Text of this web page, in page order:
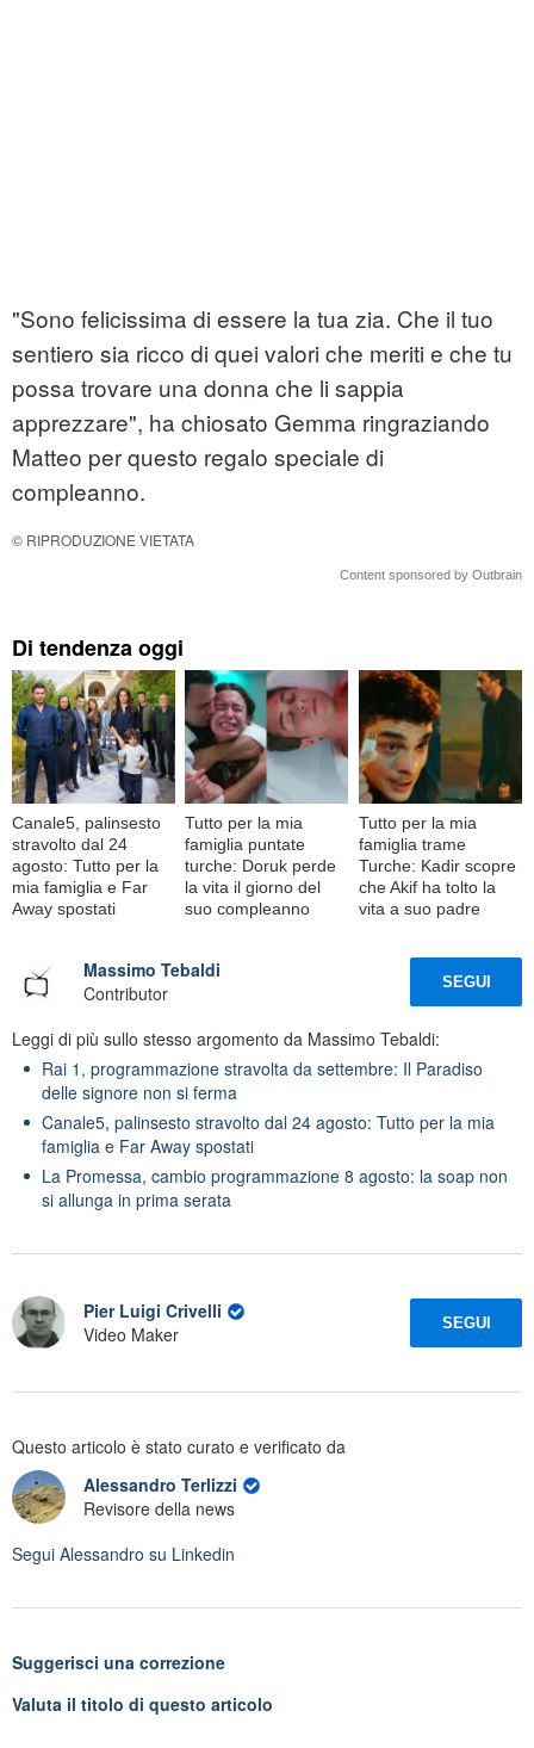
"Sono felicissima di essere la tua zia. Che il tuo
sentiero sia ricco di quei valori che meriti e che tu
possa trovare una donna che li sappia
apprezzare", ha chiosato Gemma ringraziando
Matteo per questo regalo speciale di
compleanno.
© RIPRODUZIONE VIETATA
Content sponsored by Outbrain
Di tendenza oggi
Canale5, palinsesto
stravolto dal 24
agosto: Tutto per la
mia famiglia e Far
Away spostati
Tutto per la mia
famiglia puntate
turche: Doruk perde
la vita il giorno del
suo compleanno
Tutto per la mia
famiglia trame
Turche: Kadir scopre
che Akif ha tolto la
vita a suo padre
Massimo Tebaldi
Contributor
SEGUI
Leggi di più sullo stesso argomento da Massimo Tebaldi:
Rai 1, programmazione stravolta da settembre: Il Paradiso
delle signore non si ferma
Canale5, palinsesto stravolto dal 24 agosto: Tutto per la mia
famiglia e Far Away spostati
La Promessa, cambio programmazione 8 agosto: la soap non
si allunga in prima serata
Pier Luigi Crivelli
Video Maker
SEGUI
Questo articolo è stato curato e verificato da
Alessandro Terlizzi
Revisore della news
Segui Alessandro su Linkedin
Suggerisci una correzione
Valuta il titolo di questo articolo